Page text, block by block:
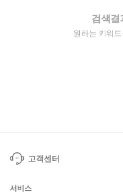
검색결
원하는 키워
고객센터
서비스